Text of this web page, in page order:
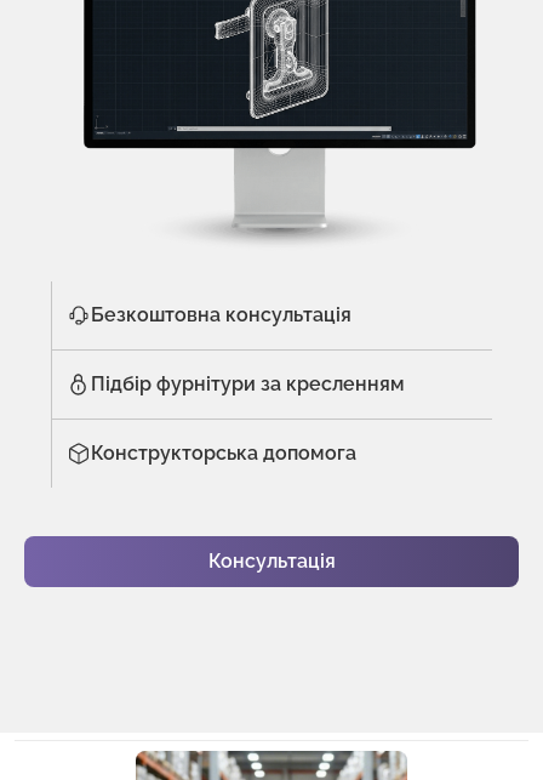
Безкоштовна консультація
Підбір фурнітури за кресленням
Конструкторська допомога
Консультація